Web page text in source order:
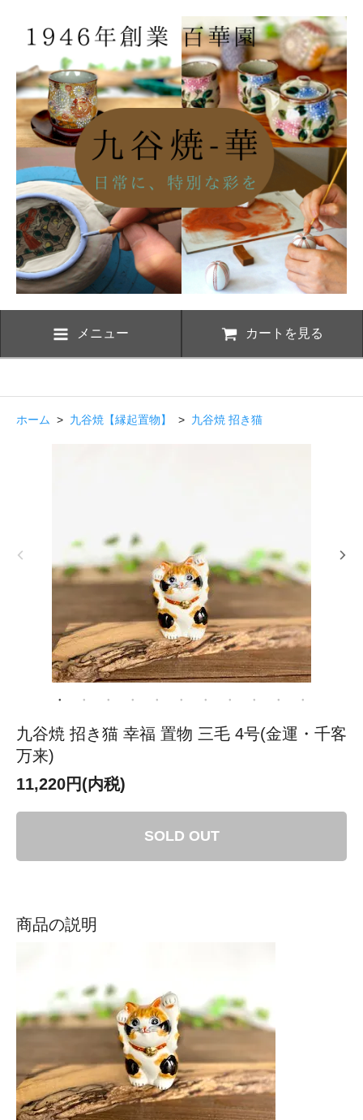
メニュー カートを見る
ホーム > 九谷焼【縁起置物】 > 九谷焼 招き猫
九谷焼 招き猫 幸福 置物 三毛 4号(金運・千客
万来)
11,220円(内税)
SOLD OUT
商品の説明